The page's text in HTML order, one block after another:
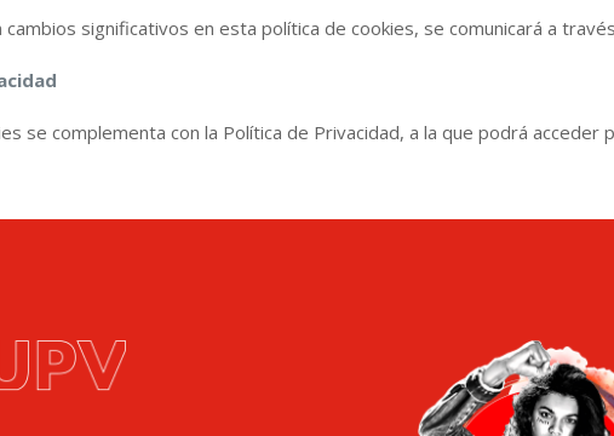
cambios significativos en esta política de cookies, se comunicará a
se complementa con la Política de Privacidad, a la que podrá